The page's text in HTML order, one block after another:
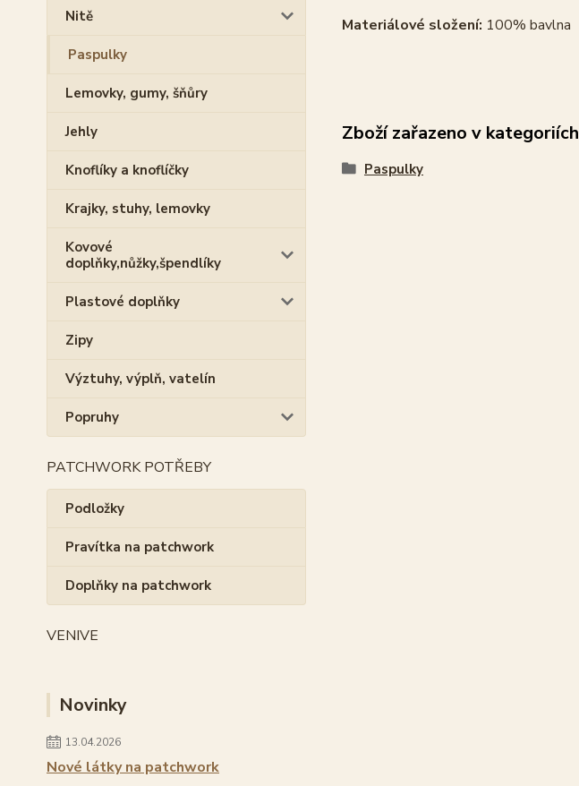
Nitě
Paspulky
Lemovky, gumy, šňůry
Jehly
Knoflíky a knoflíčky
Krajky, stuhy, lemovky
Kovové
doplňky,nůžky,špendlíky
Plastové doplňky
Zipy
Výztuhy, výplň, vatelín
Popruhy
PATCHWORK POTŘEBY
Podložky
Pravítka na patchwork
Doplňky na patchwork
VENIVE
Novinky
13.04.2026
Nové látky na patchwork
Materiálové složení: 100% bavlna
Zboží zařazeno v kategoriích
Paspulky